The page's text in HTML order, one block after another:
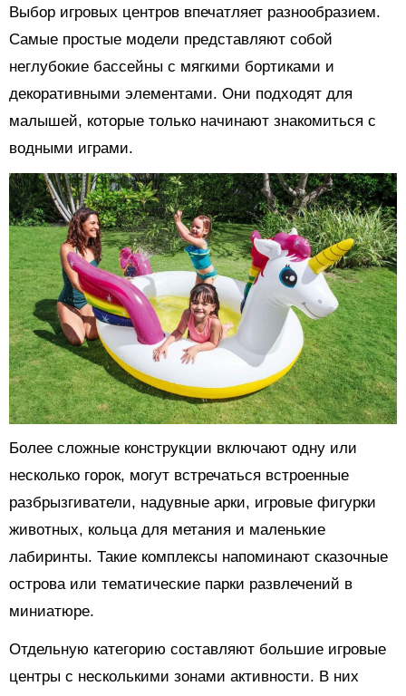
Выбор игровых центров впечатляет разнообразием.
Самые простые модели представляют собой
неглубокие бассейны с мягкими бортиками и
декоративными элементами. Они подходят для
малышей, которые только начинают знакомиться с
водными играми.
Более сложные конструкции включают одну или
несколько горок, могут встречаться встроенные
разбрызгиватели, надувные арки, игровые фигурки
животных, кольца для метания и маленькие
лабиринты. Такие комплексы напоминают сказочные
острова или тематические парки развлечений в
миниатюре.
Отдельную категорию составляют большие игровые
центры с несколькими зонами активности. В них